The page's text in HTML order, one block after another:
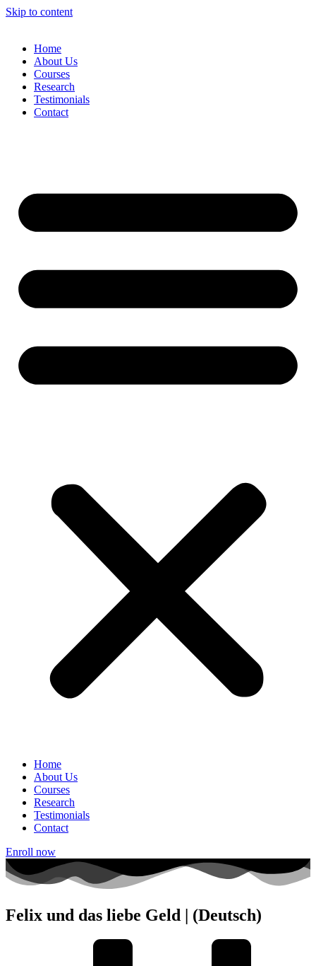
Skip to content
Home
About Us
Courses
Research
Testimonials
Contact
Home
About Us
Courses
Research
Testimonials
Contact
Enroll now
Felix und das liebe Geld | (Deutsch)